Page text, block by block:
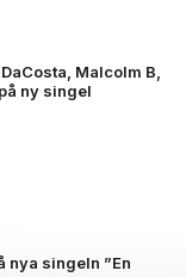
Malcolm B,
ny singel
nya singeln ”En